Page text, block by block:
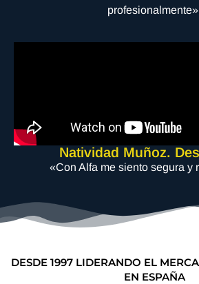
Natividad Muñoz.
«Con Alfa me siento segura y
DESDE 1997 LIDERANDO EL
EN ESPAÑA